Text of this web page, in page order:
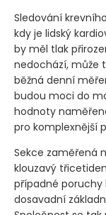
Sledování
kdy je lidský
by měl tlak
nedochází, může
běžná denní
budou moci do
hodnoty
pro komplexnější
Sekce zaměřená
klouzavý
případné poruchy
dosavadní